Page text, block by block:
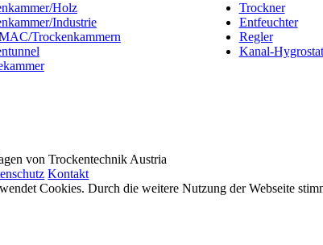
Holz
Industrie
Trockenkammern
Trockner
Entfeuchter
Regler
Kanal-Hygrostat
von Trockentechnik Austria
Kontakt
Cookies. Durch die weitere Nutzung der Webseite